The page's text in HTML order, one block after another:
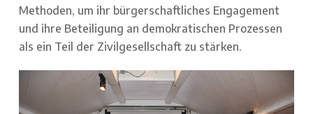
Methoden, um ihr bürgerschaftliches Engagement
und ihre Beteiligung an demokratischen Prozessen
als ein Teil der Zivilgesellschaft zu stärken.